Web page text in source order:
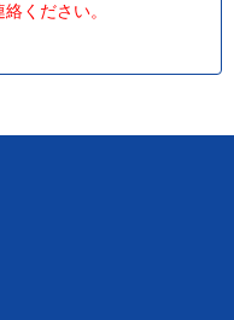
ください。